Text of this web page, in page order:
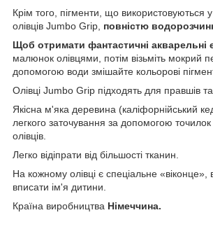
Крім того, пігменти, що використовуються
олівців Jumbo Grip, повністю
Щоб отримати фантастичні акварельні
малюнок олівцями, потім візьміть мокрий
допомогою води змішайте кольорові
Олівці Jumbo Grip підходять для правшів
Якісна м'яка деревина (каліфорнійський
легкого заточування за допомогою
олівців.
Легко відіпрати від більшості тканин.
На кожному олівці є спеціальне
вписати ім'я дитини.
Країна виробництва Німеччина.